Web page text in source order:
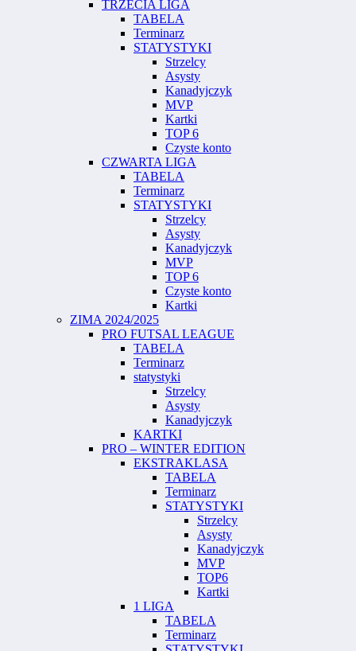
TRZECIA LIGA
TABELA
Terminarz
STATYSTYKI
Strzelcy
Asysty
Kanadyjczyk
MVP
Kartki
TOP 6
Czyste konto
CZWARTA LIGA
TABELA
Terminarz
STATYSTYKI
Strzelcy
Asysty
Kanadyjczyk
MVP
TOP 6
Czyste konto
Kartki
ZIMA 2024/2025
PRO FUTSAL LEAGUE
TABELA
Terminarz
statystyki
Strzelcy
Asysty
Kanadyjczyk
KARTKI
PRO – WINTER EDITION
EKSTRAKLASA
TABELA
Terminarz
STATYSTYKI
Strzelcy
Asysty
Kanadyjczyk
MVP
TOP6
Kartki
1 LIGA
TABELA
Terminarz